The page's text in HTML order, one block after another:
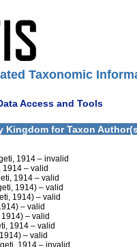
Taxonomic
Access and Tools
Kingdom for Taxon
1914 – invalid
1914 – valid
1914 – valid
1914) – valid
1914) – valid
– valid
– valid
1914 – valid
– valid
1914 – invalid